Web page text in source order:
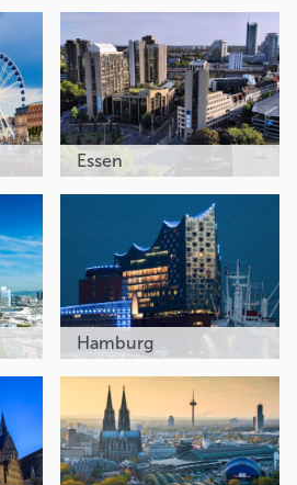
Essen
Hamburg